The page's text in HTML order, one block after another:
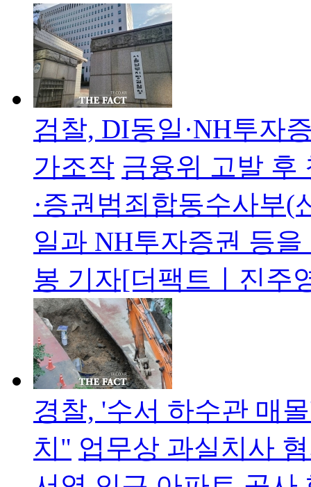
검찰, DI동일·NH투자
가조작 금융위 고발 후
·증권범죄합동수사부(
일과 NH투자증권 등
봉 기자[더팩트ㅣ진주
경찰, '수서 하수관 매
치" 업무상 과실치사